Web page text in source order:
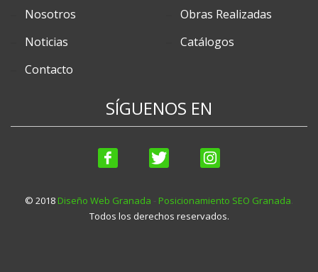
Nosotros
Obras Realizadas
Noticias
Catálogos
Contacto
SÍGUENOS EN
© 2018 Diseño Web Granada Posicionamiento SEO Granada
Todos los derechos reservados.